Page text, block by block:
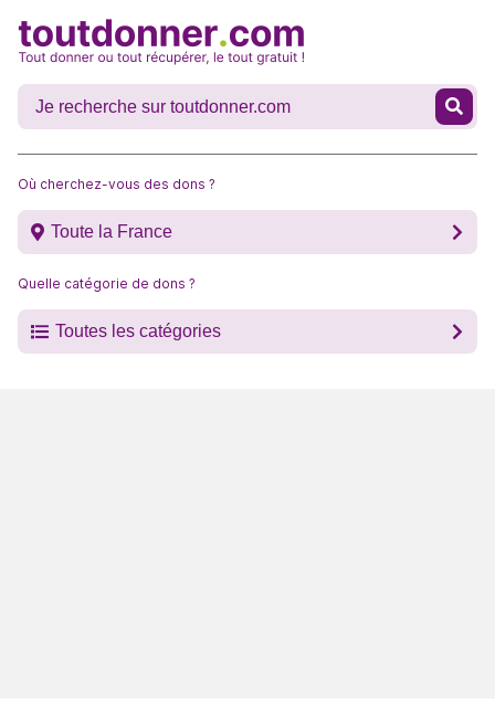
Où cherchez-vous des dons ?
Toute la France
Quelle catégorie de dons ?
Toutes les catégories